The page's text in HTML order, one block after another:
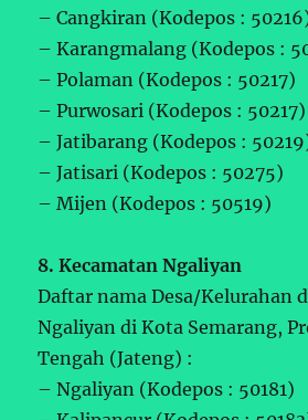
– Cangkiran (Kodepos :
– Karangmalang (Kodepos :
– Polaman (Kodepos : 50217)
– Purwosari (Kodepos : 50217)
– Jatibarang (Kodepos :
– Jatisari (Kodepos : 50275)
– Mijen (Kodepos : 50519)
8. Kecamatan Ngaliyan
Daftar nama Desa/Kelurahan
Ngaliyan di Kota Semarang,
Tengah (Jateng) :
– Ngaliyan (Kodepos : 50181)